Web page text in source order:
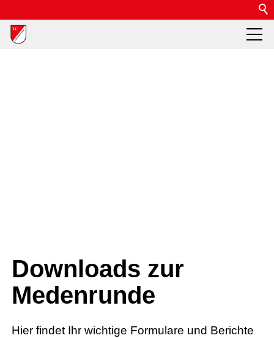
Downloads zur
Medenrunde
Hier findet Ihr wichtige Formulare und Berichte